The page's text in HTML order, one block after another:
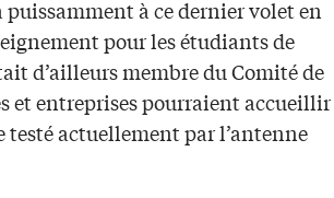
à ce dernier volet en
pour les étudiants de
d’ailleurs membre du Comité de
et entreprises pourraient accueillir
testé actuellement par l’antenne